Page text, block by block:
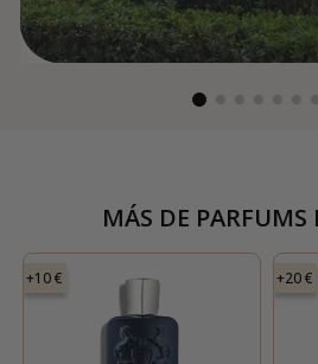
MÁS DE PARFUMS
+10 € +20 €